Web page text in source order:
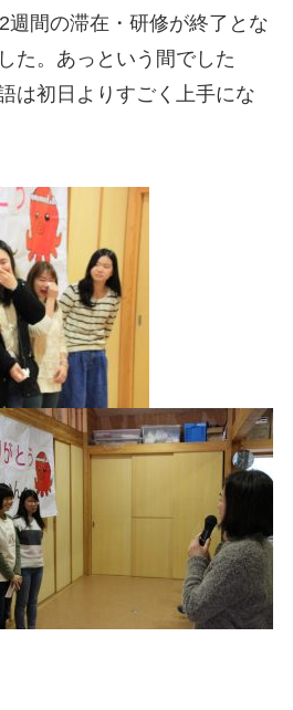
週間の滞在・研修が終了とな
た。あっという間でした
は初日よりすごく上手にな